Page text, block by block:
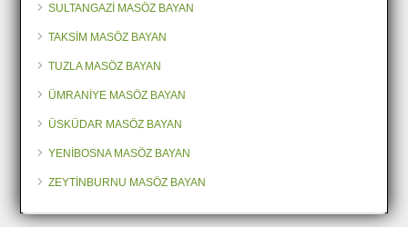
SULTANGAZİ MASÖZ BAYAN
TAKSİM MASÖZ BAYAN
TUZLA MASÖZ BAYAN
ÜMRANİYE MASÖZ BAYAN
ÜSKÜDAR MASÖZ BAYAN
YENİBOSNA MASÖZ BAYAN
ZEYTİNBURNU MASÖZ BAYAN